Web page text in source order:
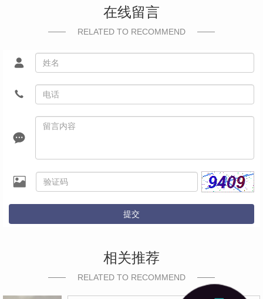
在线留言
RELATED TO RECOMMEND
提交
相关推荐
RELATED TO RECOMMEND